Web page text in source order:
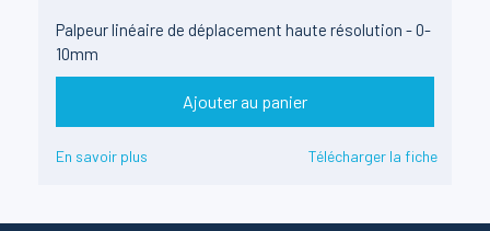
Palpeur linéaire de déplacement haute résolution - 0-
10mm
Ajouter au panier
En savoir plus Télécharger la fiche